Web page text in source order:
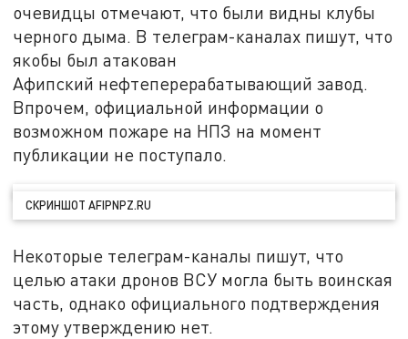
очевидцы отмечают, что были видны клубы
черного дыма. В телеграм-каналах пишут, что
якобы был атакован
Афипский нефтеперерабатывающий завод.
Впрочем, официальной информации о
возможном пожаре на НПЗ на момент
публикации не поступало.
СКРИНШОТ AFIPNPZ.RU
Некоторые телеграм-каналы пишут, что
целью атаки дронов ВСУ могла быть воинская
часть, однако официального подтверждения
этому утверждению нет.